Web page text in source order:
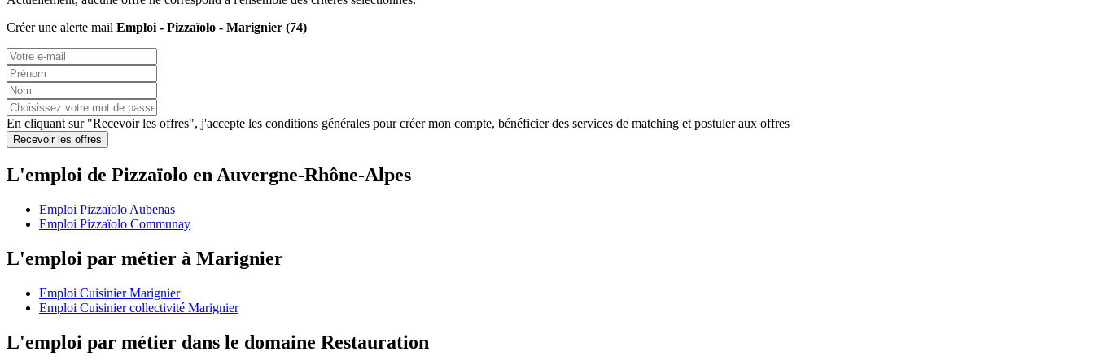
Créer une alerte mail Emploi - Pizzaïolo - Marignier (74)
En cliquant sur "Recevoir les offres", j'accepte les conditions générales pour créer mon compte, bénéficier des services de matching et postuler aux offres
Recevoir les offres
L'emploi de Pizzaïolo en Auvergne-Rhône-Alpes
Emploi Pizzaïolo Aubenas
Emploi Pizzaïolo Communay
L'emploi par métier à Marignier
Emploi Cuisinier Marignier
Emploi Cuisinier collectivité Marignier
L'emploi par métier dans le domaine Restauration